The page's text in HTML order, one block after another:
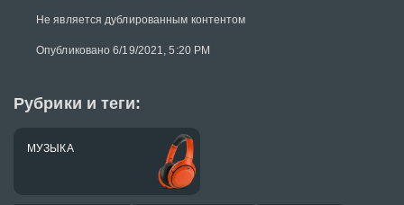
Не является дублированным контентом
Опубликовано 6/19/2021, 5:20 PM
Рубрики и теги:
МУЗЫКА